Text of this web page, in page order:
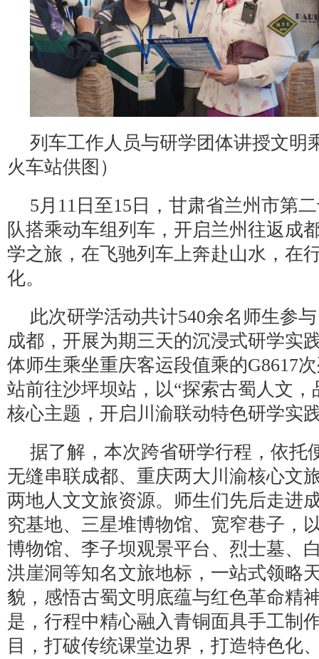
列车工作人员与研学团体讲授文明
火车站供图）
5月11日至15日，甘肃省兰州市第
队搭乘动车组列车，开启兰州往返成
学之旅，在飞驰列车上奔赴山水，在
化。
此次研学活动共计540余名师生参
成都，开展为期三天的沉浸式研学实
体师生乘坐重庆客运段值乘的G8617
站前往沙坪坝站，以“探索古蜀人文，
核心主题，开启川渝联动特色研学实
据了解，本次跨省研学行程，依托
无缝串联成都、重庆两大川渝核心文
两地人文文旅资源。师生们先后走进
究基地、三星堆博物馆、宽窄巷子，
博物馆、李子坝观景平台、烈士墓、
洪崖洞等知名文旅地标，一站式领略
貌，感悟古蜀文明底蕴与红色革命精
是，行程中精心融入青铜面具手工制
目，打破传统课堂边界，打造特色化